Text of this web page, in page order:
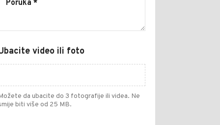
video ili foto
da ubacite do 3 fotografije ili videa. Ne
biti više od 25 MB.